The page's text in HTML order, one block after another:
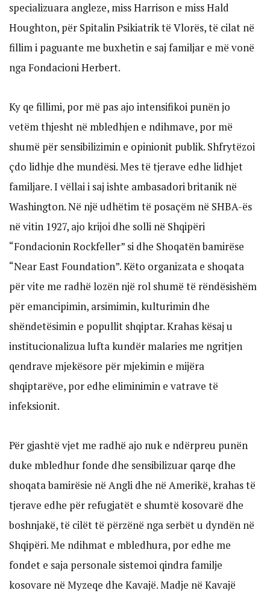
specializuara angleze, miss Harrison e miss Hald
Houghton, për Spitalin Psikiatrik të Vlorës, të cilat në
fillim i paguante me buxhetin e saj familjar e më vonë
nga Fondacioni Herbert.
Ky qe fillimi, por më pas ajo intensifikoi punën jo
vetëm thjesht në mbledhjen e ndihmave, por më
shumë për sensibilizimin e opinionit publik. Shfrytëzoi
çdo lidhje dhe mundësi. Mes të tjerave edhe lidhjet
familjare. I vëllai i saj ishte ambasadori britanik në
Washington. Në një udhëtim të posaçëm në SHBA-ës
në vitin 1927, ajo krijoi dhe solli në Shqipëri
“Fondacionin Rockfeller” si dhe Shoqatën bamirëse
“Near East Foundation”. Këto organizata e shoqata
për vite me radhë lozën një rol shumë të rëndësishëm
për emancipimin, arsimimin, kulturimin dhe
shëndetësimin e popullit shqiptar. Krahas kësaj u
institucionalizua lufta kundër malaries me ngritjen
qendrave mjekësore për mjekimin e mijëra
shqiptarëve, por edhe eliminimin e vatrave të
infeksionit.
Për gjashtë vjet me radhë ajo nuk e ndërpreu punën
duke mbledhur fonde dhe sensibilizuar qarqe dhe
shoqata bamirësie në Angli dhe në Amerikë, krahas të
tjerave edhe për refugjatët e shumtë kosovarë dhe
boshnjakë, të cilët të përzënë nga serbët u dyndën në
Shqipëri. Me ndihmat e mbledhura, por edhe me
fondet e saja personale sistemoi qindra familje
kosovare në Myzeqe dhe Kavajë. Madje në Kavajë